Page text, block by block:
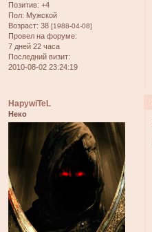
Позитив: +4
Пол: Мужской
Возраст: 38 [1988-04-08]
Провел на форуме:
7 дней 22 часа
Последний визит:
2010-08-02 23:24:19
HapywiTeL
Неко